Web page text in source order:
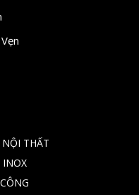
NỘI THẤT
INOX